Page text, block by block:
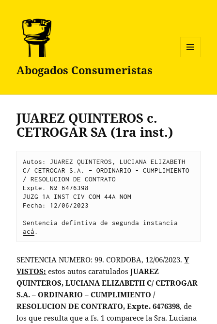
Abogados Consumeristas
JUAREZ QUINTEROS c.
CETROGAR SA (1ra inst.)
Autos: JUAREZ QUINTEROS, LUCIANA ELIZABETH
C/ CETROGAR S.A. – ORDINARIO - CUMPLIMIENTO
/ RESOLUCION DE CONTRATO
Expte. Nº 6476398
JUZG 1A INST CIV COM 44A NOM
Fecha: 12/06/2023
acá.
SENTENCIA NUMERO: 99. CORDOBA, 12/06/2023.Y
VISTOS: estos autos caratuladosJUAREZ
QUINTEROS, LUCIANA ELIZABETH C/ CETROGAR
S.A. – ORDINARIO – CUMPLIMIENTO /
RESOLUCION DE CONTRATO, Expte. 6476398, de
los que resulta que a fs. 1 comparece la Sra. Luciana